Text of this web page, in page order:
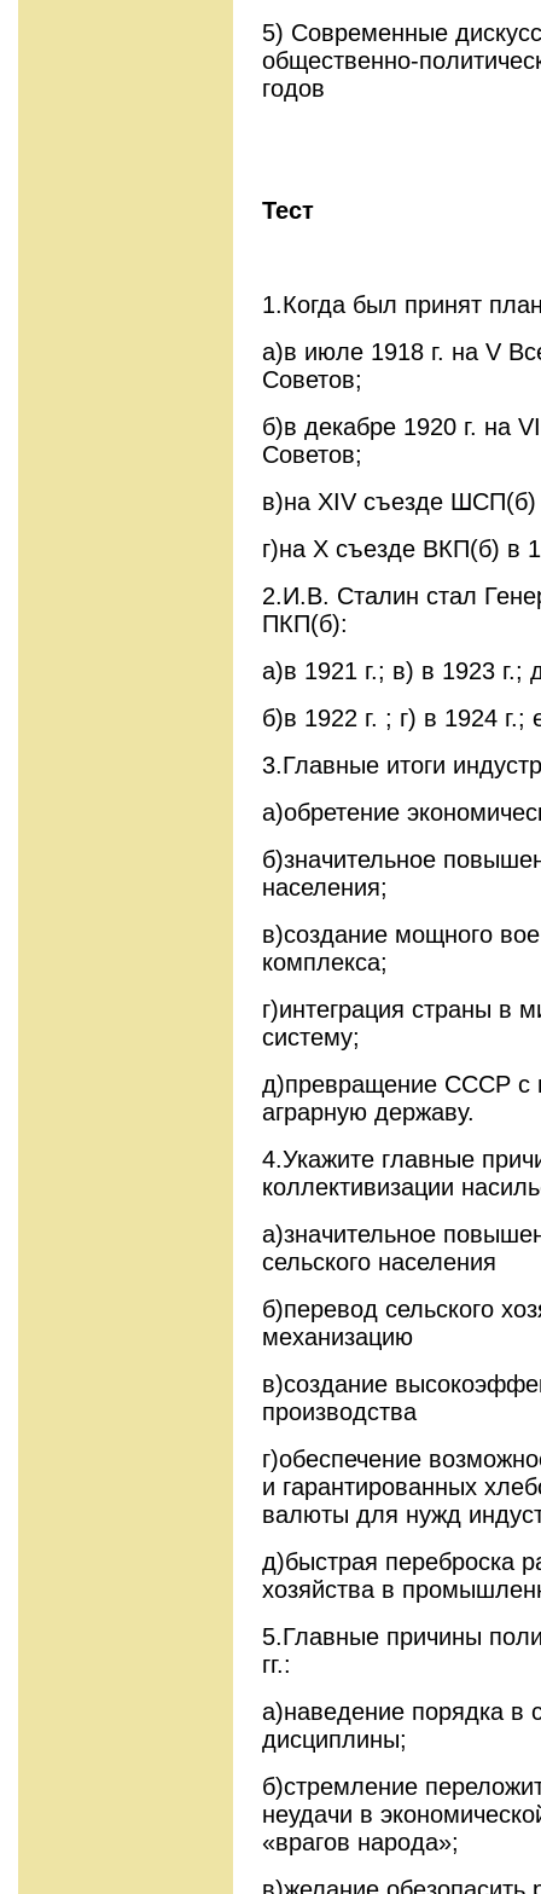
5) Современные
общественно-
годов
Тест
1.Когда был принят
а)в июле 1918 г. на V
Советов;
б)в декабре 1920 г. на
Советов;
в)на XIV съезде ШСП(б)
г)на X съезде ВКП(б) в
2.И.В. Сталин стал
ПКП(б):
а)в 1921 г.; в) в 1923 г.;
б)в 1922 г. ; г) в 1924 г.;
3.Главные итоги
а)обретение
б)значительное
населения;
в)создание мощного
комплекса;
г)интеграция страны в
систему;
д)превращение СССР с
аграрную державу.
4.Укажите главные
коллективизации
а)значительное
сельского населения
б)перевод сельского
механизацию
в)создание
производства
г)обеспечение
и гарантированных
валюты для нужд
д)быстрая переброска
хозяйства в
5.Главные причины
гг.:
а)наведение порядка в
дисциплины;
б)стремление
неудачи в
«врагов народа»;